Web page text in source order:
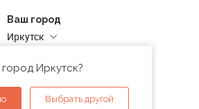
Ваш город
Иркутск
Иркутск?
Выбрать другой